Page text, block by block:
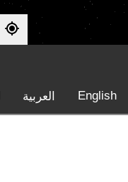
English العربية